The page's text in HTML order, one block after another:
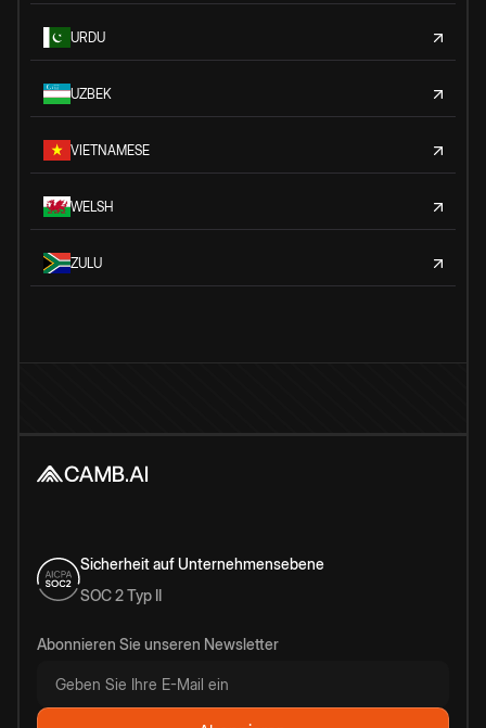
URDU
UZBEK
VIETNAMESE
WELSH
ZULU
Sicherheit auf Unternehmensebene
SOC 2 Typ II
Abonnieren Sie unseren Newsletter